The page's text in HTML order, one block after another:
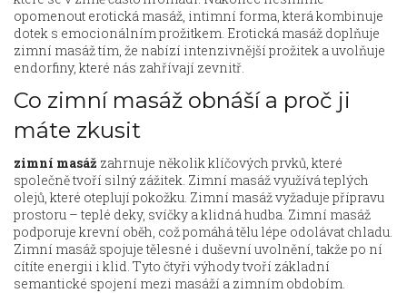
opomenout erotická masáž, intimní forma, která kombinuje
dotek s emocionálním prožitkem. Erotická masáž doplňuje
zimní masáž tím, že nabízí intenzivnější prožitek a uvolňuje
endorfiny, které nás zahřívají zevnitř.
Co zimní masáž obnáší a proč ji
máte zkusit
zimní masáž zahrnuje několik klíčových prvků, které
společně tvoří silný zážitek. Zimní masáž využívá teplých
olejů, které oteplují pokožku. Zimní masáž vyžaduje přípravu
prostoru – teplé deky, svíčky a klidná hudba. Zimní masáž
podporuje krevní oběh, což pomáhá tělu lépe odolávat chladu.
Zimní masáž spojuje tělesné i duševní uvolnění, takže po ní
cítíte energii i klid. Tyto čtyři výhody tvoří základní
semantické spojení mezi masáží a zimním obdobím.